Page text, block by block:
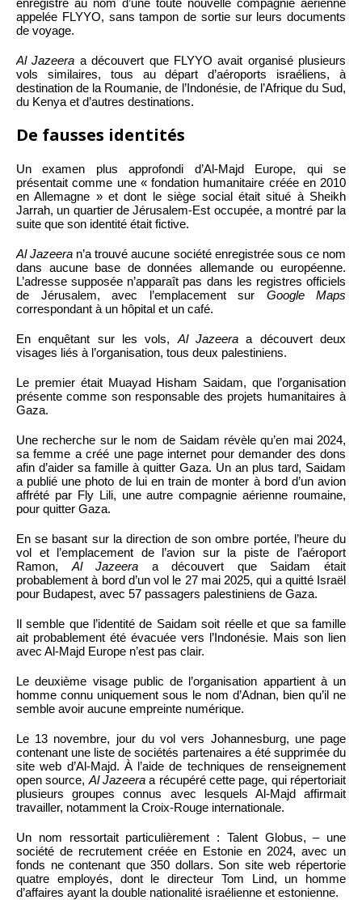
appelée FLYYO, sans tampon de sortie sur leurs documents
de voyage.
Al Jazeera a découvert que FLYYO avait organisé plusieurs
vols similaires, tous au départ d’aéroports israéliens, à
destination de la Roumanie, de l’Indonésie, de l’Afrique du Sud,
du Kenya et d’autres destinations.
De fausses identités
Un examen plus approfondi d’Al-Majd Europe, qui se
présentait comme une « fondation humanitaire créée en 2010
en Allemagne » et dont le siège social était situé à Sheikh
Jarrah, un quartier de Jérusalem-Est occupée, a montré par la
suite que son identité était fictive.
Al Jazeera n’a trouvé aucune société enregistrée sous ce nom
dans aucune base de données allemande ou européenne.
L’adresse supposée n’apparaît pas dans les registres officiels
de Jérusalem, avec l’emplacement sur Google Maps
correspondant à un hôpital et un café.
En enquêtant sur les vols, Al Jazeera a découvert deux
visages liés à l’organisation, tous deux palestiniens.
Le premier était Muayad Hisham Saidam, que l’organisation
présente comme son responsable des projets humanitaires à
Gaza.
Une recherche sur le nom de Saidam révèle qu’en mai 2024,
sa femme a créé une page internet pour demander des dons
afin d’aider sa famille à quitter Gaza. Un an plus tard, Saidam
a publié une photo de lui en train de monter à bord d’un avion
affrété par Fly Lili, une autre compagnie aérienne roumaine,
pour quitter Gaza.
En se basant sur la direction de son ombre portée, l’heure du
vol et l’emplacement de l’avion sur la piste de l’aéroport
Ramon, Al Jazeera a découvert que Saidam était
probablement à bord d’un vol le 27 mai 2025, qui a quitté Israël
pour Budapest, avec 57 passagers palestiniens de Gaza.
Il semble que l’identité de Saidam soit réelle et que sa famille
ait probablement été évacuée vers l’Indonésie. Mais son lien
avec Al-Majd Europe n’est pas clair.
Le deuxième visage public de l’organisation appartient à un
homme connu uniquement sous le nom d’Adnan, bien qu’il ne
semble avoir aucune empreinte numérique.
Le 13 novembre, jour du vol vers Johannesburg, une page
contenant une liste de sociétés partenaires a été supprimée du
site web d’Al-Majd. À l’aide de techniques de renseignement
open source, Al Jazeera a récupéré cette page, qui répertoriait
plusieurs groupes connus avec lesquels Al-Majd affirmait
travailler, notamment la Croix-Rouge internationale.
Un nom ressortait particulièrement : Talent Globus, – une
société de recrutement créée en Estonie en 2024, avec un
fonds ne contenant que 350 dollars. Son site web répertorie
quatre employés, dont le directeur Tom Lind, un homme
d’affaires ayant la double nationalité israélienne et estonienne.